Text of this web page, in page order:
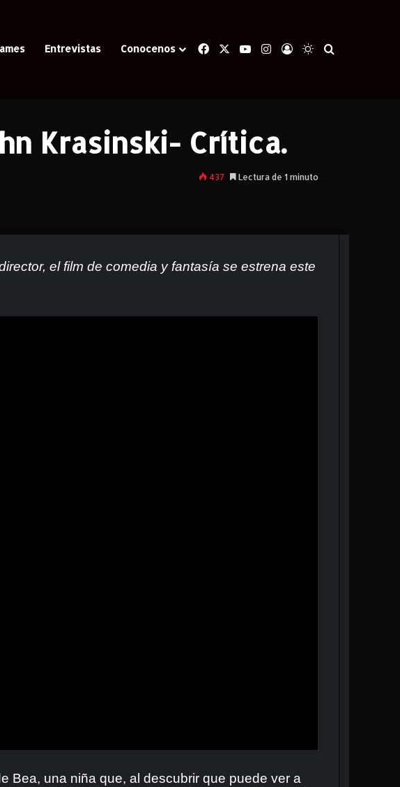
Entrevistas Conocenos FacebookYouTubeInstagram
Iniciar Sesión
Switch skin
Krasinski- Crítica.
437 Lectura de 1 minuto
el film de comedia y fantasía se estrena este
Bea, una niña que, al descubrir que puede ver a